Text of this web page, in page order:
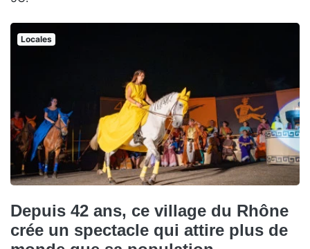
Locales
Depuis 42 ans, ce village du Rhône
crée un spectacle qui attire plus de